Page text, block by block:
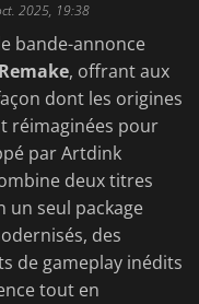
2025, 19:38
bande-annonce
, offrant aux
dont les origines
réimaginées pour
par Artdink
deux titres
un seul package
des
de gameplay inédits
tout en